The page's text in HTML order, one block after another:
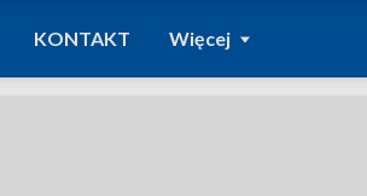
KONTAKT Więcej